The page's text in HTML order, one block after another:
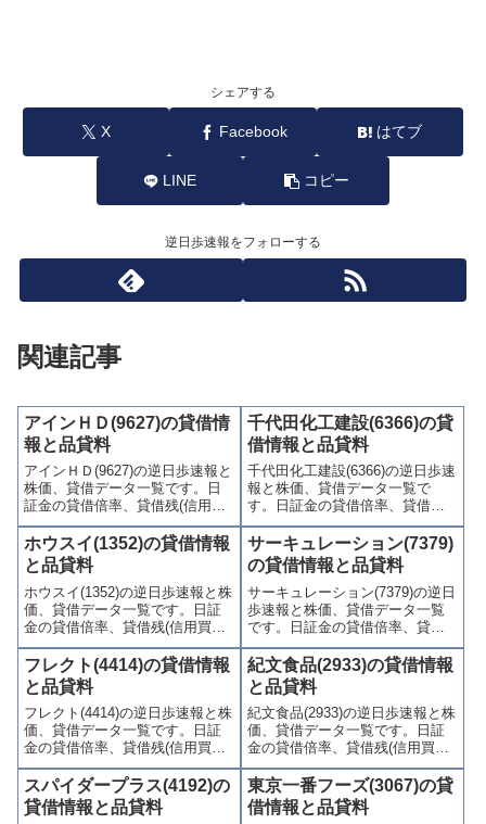
シェアする
X Facebook はてブ
LINE コピー
逆日歩速報をフォローする
関連記事
アインＨＤ(9627)の貸借情
報と品貸料
アインＨＤ(9627)の逆日歩速報と
株価、貸借データ一覧です。日
証金の貸借倍率、貸借残(信用買
残、信用売残)、品貸料(逆日
歩)、東証の週末残高、規制(注意
喚起・申込停止)など、空売り関
連情報を集計し、図解でわかり
やすくまとめて掲載していま
す。
千代田化工建設(6366)の貸
借情報と品貸料
千代田化工建設(6366)の逆日歩速
報と株価、貸借データ一覧で
す。日証金の貸借倍率、貸借残
(信用買残、信用売残)、品貸料
(逆日歩)、東証の週末残高、規制
(注意喚起・申込停止)など、空売
り関連情報を集計し、図解でわ
かりやすくまとめて掲載してい
ます。
ホウスイ(1352)の貸借情報
と品貸料
ホウスイ(1352)の逆日歩速報と株
価、貸借データ一覧です。日証
金の貸借倍率、貸借残(信用買
残、信用売残)、品貸料(逆日
歩)、東証の週末残高、規制(注意
喚起・申込停止)など、空売り関
連情報を集計し、図解でわかり
やすくまとめて掲載していま
す。
サーキュレーション(7379)
の貸借情報と品貸料
サーキュレーション(7379)の逆日
歩速報と株価、貸借データ一覧
です。日証金の貸借倍率、貸借
残(信用買残、信用売残)、品貸料
(逆日歩)、東証の週末残高、規制
(注意喚起・申込停止)など、空売
り関連情報を集計し、図解でわ
かりやすくまとめて掲載してい
ます。
フレクト(4414)の貸借情報
と品貸料
フレクト(4414)の逆日歩速報と株
価、貸借データ一覧です。日証
金の貸借倍率、貸借残(信用買
残、信用売残)、品貸料(逆日
歩)、東証の週末残高、規制(注意
喚起・申込停止)など、空売り関
連情報を集計し、図解でわかり
紀文食品(2933)の貸借情報
と品貸料
紀文食品(2933)の逆日歩速報と株
価、貸借データ一覧です。日証
金の貸借倍率、貸借残(信用買
残、信用売残)、品貸料(逆日
歩)、東証の週末残高、規制(注意
喚起・申込停止)など、空売り関
連情報を集計し、図解でわかり
スパイダープラス(4192)の
貸借情報と品貸料
東京一番フーズ(3067)の貸
借情報と品貸料